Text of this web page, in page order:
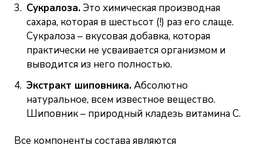
Сукралоза.Это химическая производная
сахара, которая в шестьсот (!) раз его слаще.
Сукралоза – вкусовая добавка, которая
практически не усваивается организмом и
выводится из него полностью.
Экстракт шиповника.Абсолютно
натуральное, всем известное вещество.
Шиповник – природный кладезь витамина С.
Все компоненты состава являются